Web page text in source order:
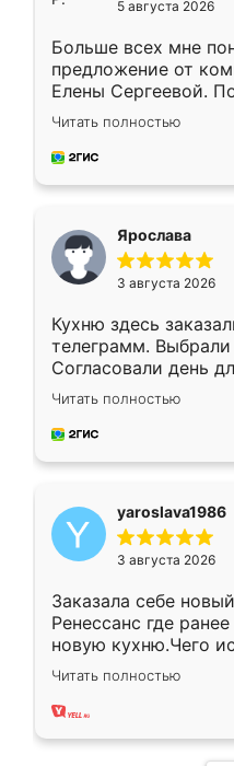
5 августа 2026
Больше всех мне
предложение от
Елены Сергеевой.
короткие сроки
для замера
предложил по
Читать полностью
Ярослава
3 августа 2026
Кухню здесь
телеграмм.
Согласовали день
недели кухня была
довольны работой.
мебель за
Читать полностью
yaroslava1986
3 августа 2026
Заказала себе
Ренессанс где
новую кухню.Чего
вполне довольна.
два года, нареканий
Читать полностью